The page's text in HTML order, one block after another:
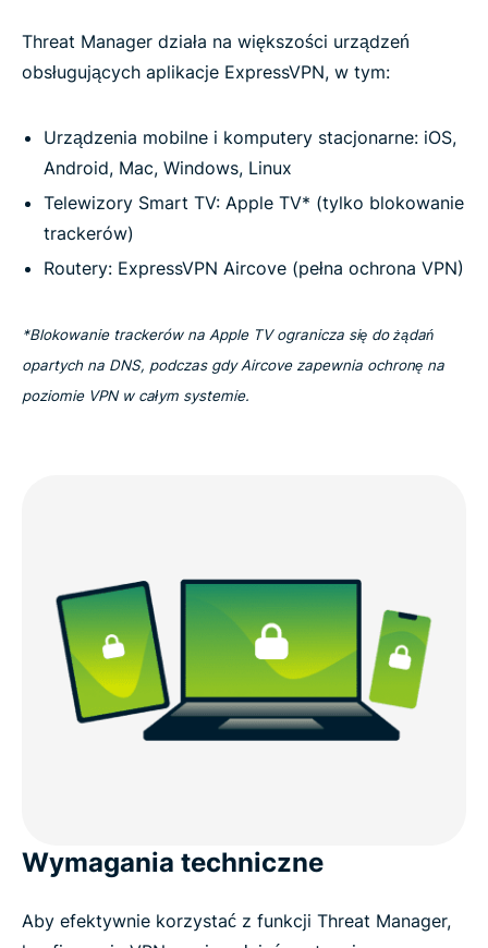
Threat Manager działa na większości urządzeń
obsługujących aplikacje ExpressVPN, w tym:
Urządzenia mobilne i komputery stacjonarne: iOS,
Android, Mac, Windows, Linux
Telewizory Smart TV: Apple TV* (tylko blokowanie
trackerów)
Routery: ExpressVPN Aircove (pełna ochrona VPN)
*Blokowanie trackerów na Apple TV ogranicza się do żądań
opartych na DNS, podczas gdy Aircove zapewnia ochronę na
poziomie VPN w całym systemie.
Wymagania techniczne
Aby efektywnie korzystać z funkcji Threat Manager,